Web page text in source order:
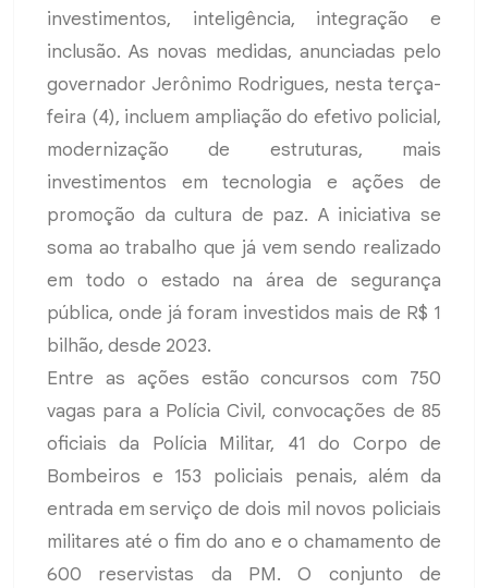
investimentos, inteligência, integração e
inclusão. As novas medidas, anunciadas pelo
governador Jerônimo Rodrigues, nesta terça-
feira (4), incluem ampliação do efetivo policial,
modernização de estruturas, mais
investimentos em tecnologia e ações de
promoção da cultura de paz. A iniciativa se
soma ao trabalho que já vem sendo realizado
em todo o estado na área de segurança
pública, onde já foram investidos mais de R$ 1
bilhão, desde 2023.
Entre as ações estão concursos com 750
vagas para a Polícia Civil, convocações de 85
oficiais da Polícia Militar, 41 do Corpo de
Bombeiros e 153 policiais penais, além da
entrada em serviço de dois mil novos policiais
militares até o fim do ano e o chamamento de
600 reservistas da PM. O conjunto de